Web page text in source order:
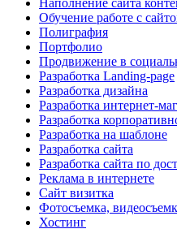
Обучение работе с
Полиграфия
Портфолио
Продвижение в
Разработка Landing-page
Разработка дизайна
Разработка интернет-
Разработка
Разработка на шаблоне
Разработка сайта
Разработка сайта по
Реклама в интернете
Сайт визитка
Фотосъемка,
Хостинг